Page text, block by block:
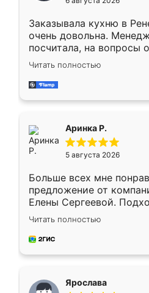
мебели буду заказывать
Заказывала кухню в
очень довольна.
посчитала, на вопросы
Замерщик приехал в
делу со всей
за день, ребята
Читать полностью
Аринка Р.
5 августа 2026
Больше всех мне
предложение от
Елены Сергеевой.
короткие сроки
для замера сотрудник
предложил по моему
Читать полностью
Ярослава